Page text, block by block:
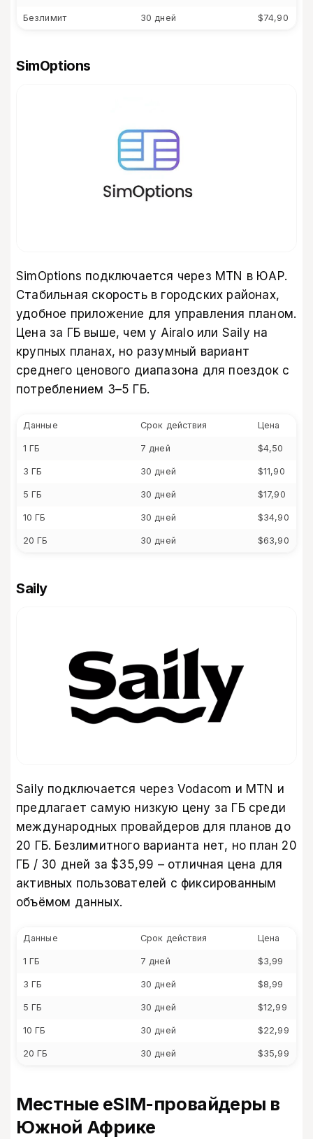
Безлимит 30 дней $74,90
SimOptions
SimOptions подключается через MTN в ЮАР.
Стабильная скорость в городских районах,
удобное приложение для управления планом.
Цена за ГБ выше, чем у Airalo или Saily на
крупных планах, но разумный вариант
среднего ценового диапазона для поездок с
потреблением 3–5 ГБ.
Данные Срок действия Цена
1 ГБ 7 дней $4,50
3 ГБ 30 дней $11,90
5 ГБ 30 дней $17,90
10 ГБ 30 дней $34,90
20 ГБ 30 дней $63,90
Saily
Saily подключается через Vodacom и MTN и
предлагает самую низкую цену за ГБ среди
международных провайдеров для планов до
20 ГБ. Безлимитного варианта нет, но план 20
ГБ / 30 дней за $35,99 – отличная цена для
активных пользователей с фиксированным
объёмом данных.
Данные Срок действия Цена
1 ГБ 7 дней $3,99
3 ГБ 30 дней $8,99
5 ГБ 30 дней $12,99
10 ГБ 30 дней $22,99
20 ГБ 30 дней $35,99
Местные eSIM-провайдеры в
Южной Африке